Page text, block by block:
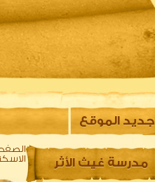
الصفحه الرئيسية
جديد الموقع
مدرسة غيث الأثر